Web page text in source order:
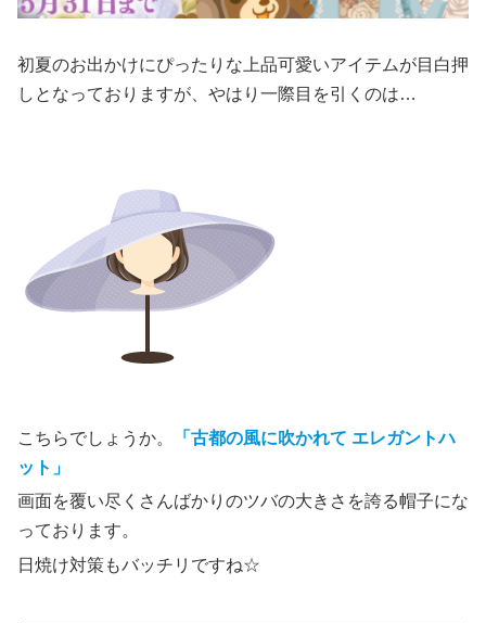
初夏のお出かけにぴったりな上品可愛いアイテムが目白押
しとなっておりますが、やはり一際目を引くのは…
こちらでしょうか。
「古都の風に吹かれて エレガントハ
ット」
画面を覆い尽くさんばかりのツバの大きさを誇る帽子にな
っております。
日焼け対策もバッチリですね☆